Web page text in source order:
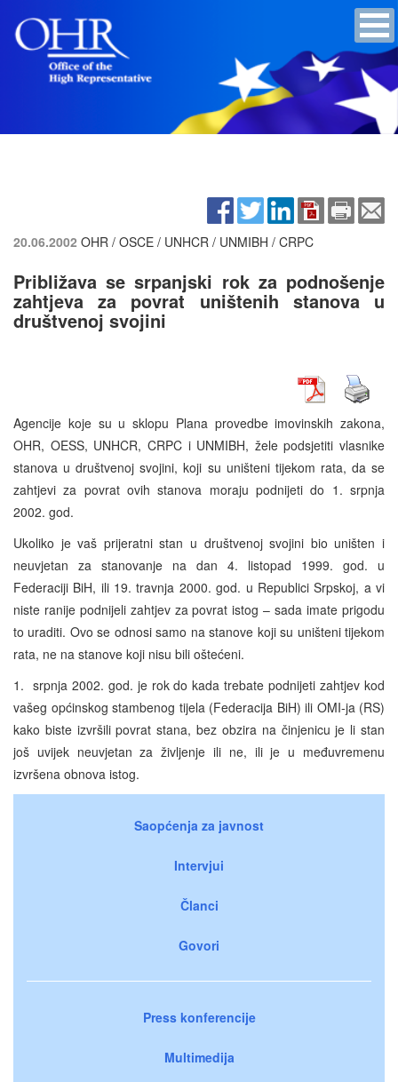
20.06.2002 OHR / OSCE / UNHCR / UNMIBH / CRPC
Približava se srpanjski rok za podnošenje
zahtjeva za povrat uništenih stanova u
društvenoj svojini
Agencije koje su u sklopu Plana provedbe imovinskih zakona,
OHR, OESS, UNHCR, CRPC i UNMIBH, žele podsjetiti vlasnike
stanova u društvenoj svojini, koji su uništeni tijekom rata, da se
zahtjevi za povrat ovih stanova moraju podnijeti do 1. srpnja
2002. god.
Ukoliko je vaš prijeratni stan u društvenoj svojini bio uništen i
neuvjetan za stanovanje na dan 4. listopad 1999. god. u
Federaciji BiH, ili 19. travnja 2000. god. u Republici Srpskoj, a vi
niste ranije podnijeli zahtjev za povrat istog – sada imate prigodu
to uraditi. Ovo se odnosi samo na stanove koji su uništeni tijekom
rata, ne na stanove koji nisu bili oštećeni.
1. srpnja 2002. god. je rok do kada trebate podnijeti zahtjev kod
vašeg općinskog stambenog tijela (Federacija BiH) ili OMI-ja (RS)
kako biste izvršili povrat stana, bez obzira na činjenicu je li stan
još uvijek neuvjetan za življenje ili ne, ili je u međuvremenu
izvršena obnova istog.
Saopćenja za javnost
Intervjui
Članci
Govori
Press konferencije
Multimedija